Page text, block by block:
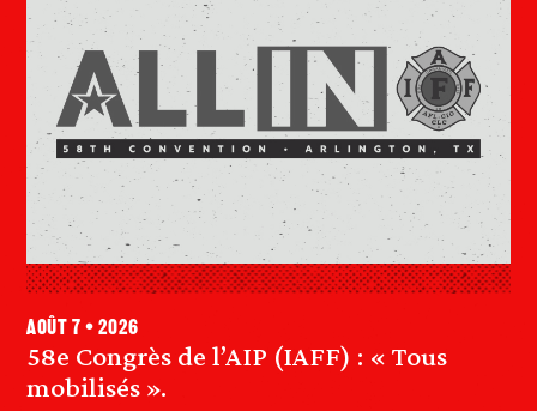
58e Congrès de l’AIP (IAFF) : « Tous
mobilisés ».
août 7 • 2026